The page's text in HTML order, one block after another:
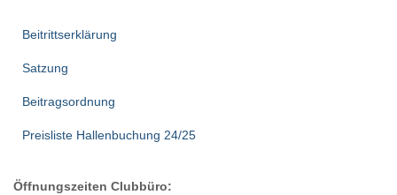
Beitrittserklärung
Satzung
Beitragsordnung
Preisliste Hallenbuchung 24/25
Öffnungszeiten Clubbüro: